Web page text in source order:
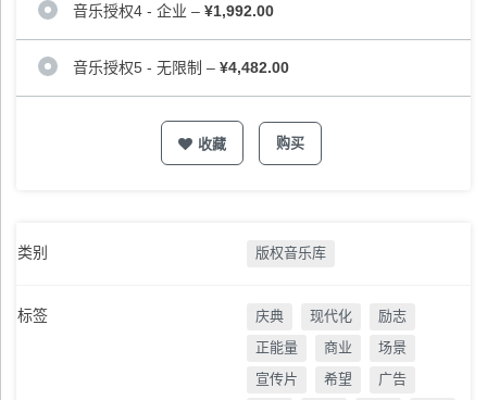
音乐授权4 - 企业 – ¥1,992.00
音乐授权5 - 无限制 – ¥4,482.00
收藏 购买
类别 版权音乐库
标签 庆典 现代化
励志
正能量
商业
场景
宣传片
希望
广告